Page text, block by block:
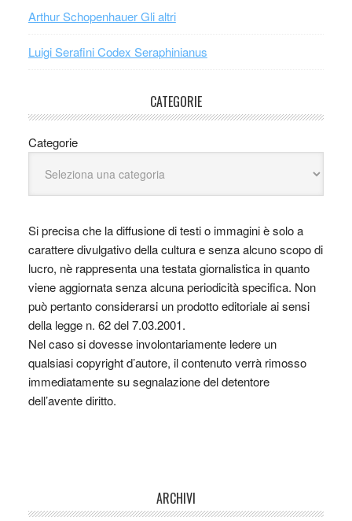
Arthur Schopenhauer Gli altri
Luigi Serafini Codex Seraphinianus
CATEGORIE
Categorie
Si precisa che la diffusione di testi o immagini è solo a
carattere divulgativo della cultura e senza alcuno scopo di
lucro, nè rappresenta una testata giornalistica in quanto
viene aggiornata senza alcuna periodicità specifica. Non
può pertanto considerarsi un prodotto editoriale ai sensi
della legge n. 62 del 7.03.2001.
Nel caso si dovesse involontariamente ledere un
qualsiasi copyright d’autore, il contenuto verrà rimosso
immediatamente su segnalazione del detentore
dell’avente diritto.
ARCHIVI